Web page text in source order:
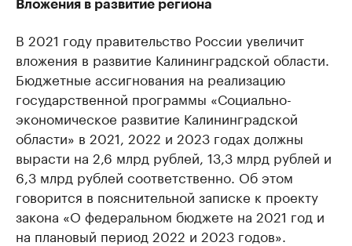
Вложения в развитие региона
В 2021 году правительство России увеличит
вложения в развитие Калининградской области.
Бюджетные ассигнования на реализацию
государственной программы «Социально-
экономическое развитие Калининградской
области» в 2021, 2022 и 2023 годах должны
вырасти на 2,6 млрд рублей, 13,3 млрд рублей и
6,3 млрд рублей соответственно. Об этом
говорится в пояснительной записке к проекту
закона «О федеральном бюджете на 2021 год и
на плановый период 2022 и 2023 годов».